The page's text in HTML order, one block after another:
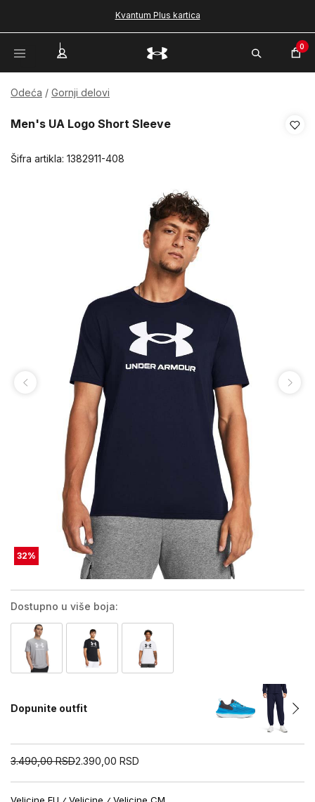
Kvantum Plus kartica
0
Odeća Gornji delovi
Men's UA Logo Short Sleeve
Šifra artikla: 1382911-408
32%
Dostupno u više boja:
Dopunite outfit
3.490,00 RSD2.390,00 RSD
Velicine EU Velicine Velicine CM